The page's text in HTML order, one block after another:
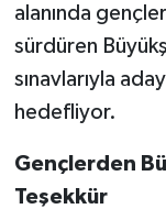
alanında
sürdüren
sınavlarıyla
hedefliyor.
Gençlerden
Teşekkür